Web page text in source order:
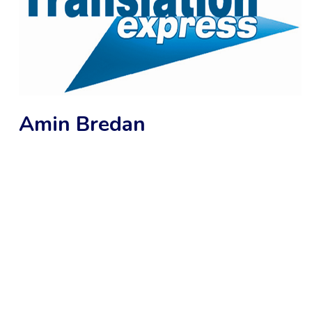
Amin Bredan